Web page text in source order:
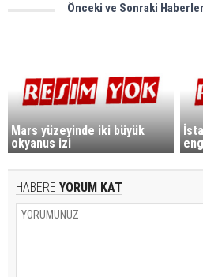
Önceki ve Sonraki Haberler
Mars yüzeyinde iki büyük
okyanus izi
HABERE YORUM KAT